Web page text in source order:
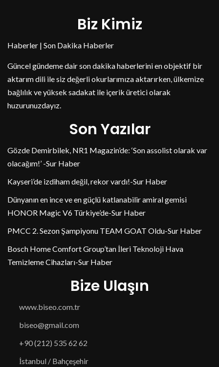
Biz Kimiz
Haberler | Son Dakika Haberler
Güncel gündeme dair son dakika haberlerini en objektif bir
aktarım dili ile siz değerli okurlarımıza aktarırken, ülkemize
bağlılık ve yüksek sadakat ile içerik üretici olarak
huzurunuzdayız.
Son Yazılar
Gözde Demirbilek, NR1 Magazin’de: ‘Son assolist olarak var
olacağım!’ -Sur Haber
Kayseri’de izdiham değil, rekor vardı!-Sur Haber
Dünyanın en ince ve en güçlü katlanabilir amiral gemisi
HONOR Magic V6 Türkiye’de-Sur Haber
PMCC 2. Sezon Şampiyonu TEAM GOAT Oldu-Sur Haber
Bosch Home Comfort Group’tan İleri Teknoloji Hava
Temizleme Cihazları-Sur Haber
Bize Ulaşın
www.biseo.com.tr
biseo@gmail.com
+90 (212) 535 62 62
İstanbul / Bahçeşehir